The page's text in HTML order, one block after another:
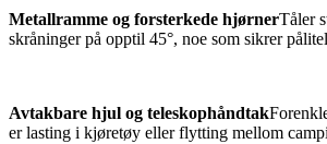
Metallramme og forsterkede hjørnerTåler
skråninger på opptil 45°, noe som sikrer
Avtakbare hjul og teleskophåndtak
er lasting i kjøretøy eller flytting mellom